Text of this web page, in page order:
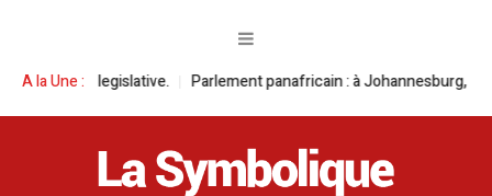
A la Une :
Parlement panafricain : à Johannesburg, Aimé Boji Sangara